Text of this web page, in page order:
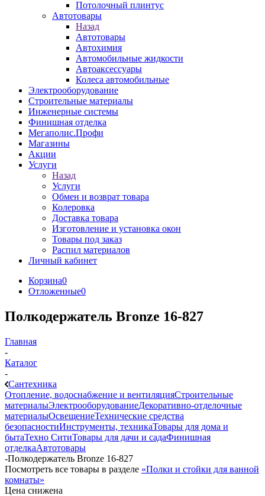
Потолочный плинтус
Автотовары
Назад
Автотовары
Автохимия
Автомобильные жидкости
Автоаксессуары
Колеса автомобильные
Электрооборудование
Строительные материалы
Инженерные системы
Финишная отделка
Мегаполис.Профи
Магазины
Акции
Услуги
Назад
Услуги
Обмен и возврат товара
Колеровка
Доставка товара
Изготовление и установка окон
Товары под заказ
Распил материалов
Личный кабинет
Корзина0
Отложенные0
Полкодержатель Bronze 16-827
Главная
-
Каталог
-
Сантехника
Отопление, водоснабжение и вентиляцияСтроительные
материалыЭлектрооборудованиеДекоративно-отделочные
материалыОсвещениеТехнические средства
безопасностиИнструменты, техникаТовары для дома и
бытаТехно СитиТовары для дачи и садаФинишная
отделкаАвтотовары
-Полкодержатель Bronze 16-827
Посмотреть все товары в разделе «Полки и стойки для ванной
комнаты»
Цена снижена